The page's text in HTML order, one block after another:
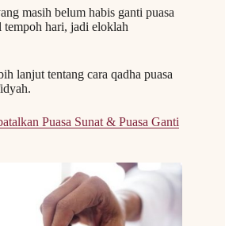
masih belum habis ganti puasa
tempoh hari, jadi eloklah
lanjut tentang cara qadha puasa
Puasa Sunat & Puasa Ganti